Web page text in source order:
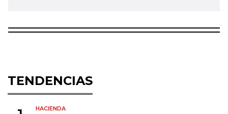
TENDENCIAS
HACIENDA